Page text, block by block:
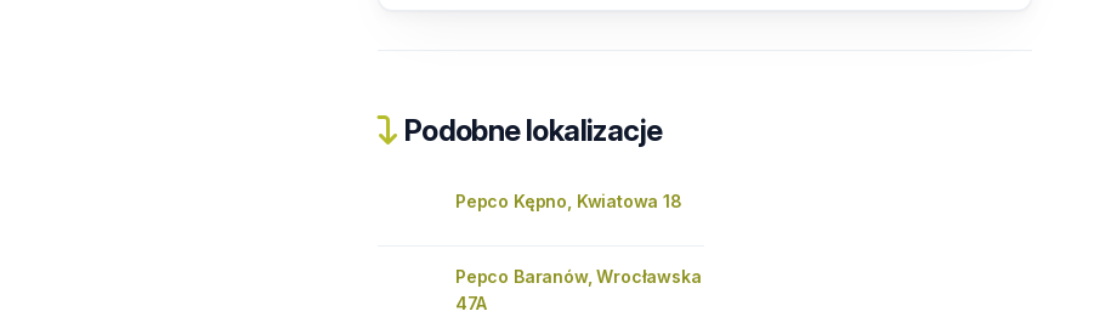
Podobne lokalizacje
Pepco Kępno, Kwiatowa 18
Pepco Baranów, Wrocławska
47A